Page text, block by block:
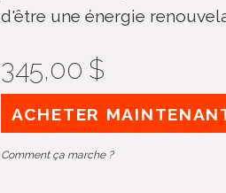
d'être une énergie
345,00 $
ACHETER
Comment ça marche ?